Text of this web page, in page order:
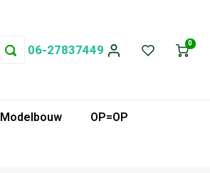
06-27837449 0
Modelbouw
OP=OP